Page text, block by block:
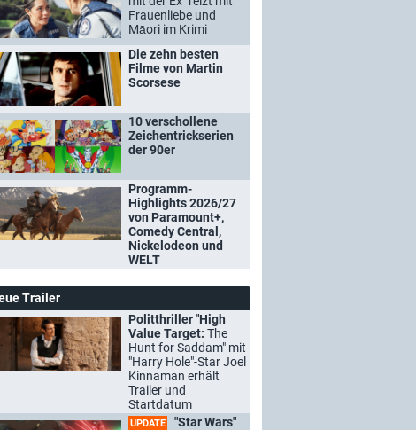
Frauenliebe und
Māori im Krimi
Die zehn besten
Filme von Martin
Scorsese
10 verschollene
Zeichentrickserien
der 90er
Programm-
Highlights 2026/27
von Paramount+,
Comedy Central,
Nickelodeon und
WELT
Trailer
Politthriller "High
Value Target: The
Hunt for Saddam" mit
"Harry Hole"-Star Joel
Kinnaman erhält
Trailer und
Startdatum
UPDATE
"Star Wars"